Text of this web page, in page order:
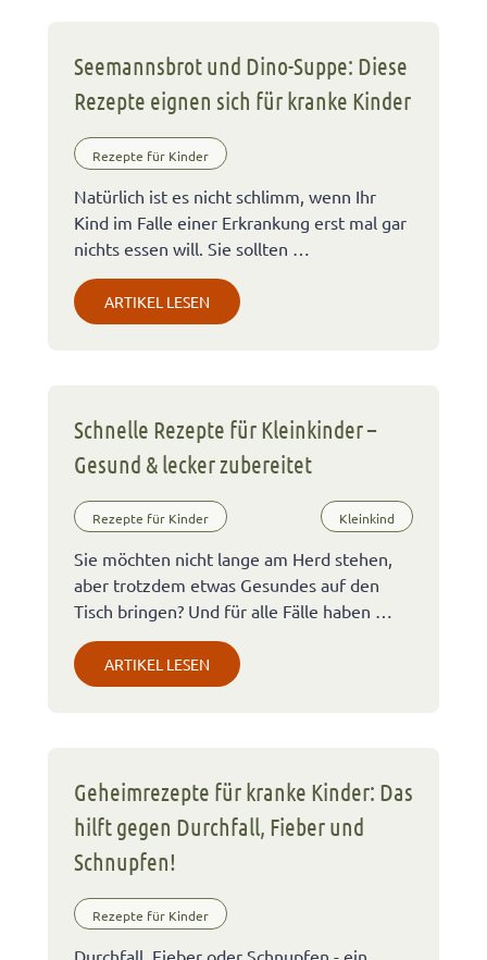
Seemannsbrot und Dino-Suppe: Diese
Rezepte eignen sich für kranke Kinder
Rezepte für Kinder
Natürlich ist es nicht schlimm, wenn Ihr
Kind im Falle einer Erkrankung erst mal gar
nichts essen will. Sie sollten …
ARTIKEL LESEN
Schnelle Rezepte für Kleinkinder –
Gesund & lecker zubereitet
Rezepte für Kinder Kleinkind
Sie möchten nicht lange am Herd stehen,
aber trotzdem etwas Gesundes auf den
Tisch bringen? Und für alle Fälle haben …
ARTIKEL LESEN
Geheimrezepte für kranke Kinder: Das
hilft gegen Durchfall, Fieber und
Schnupfen!
Rezepte für Kinder